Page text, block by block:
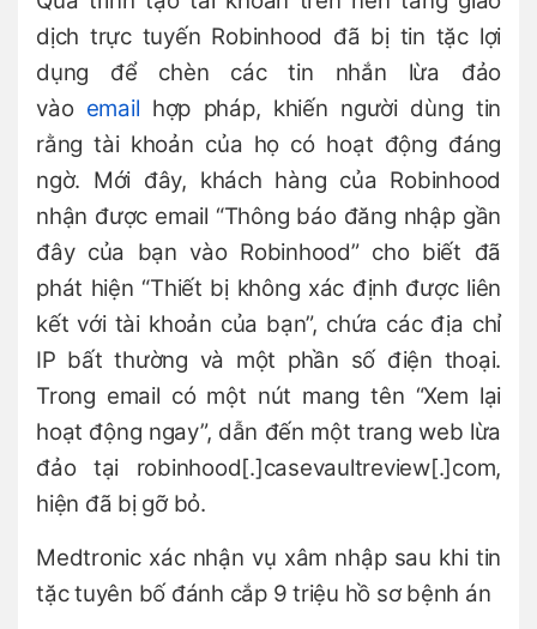
dịch trực tuyến Robinhood đã bị tin tặc lợi
dụng để chèn các tin nhắn lừa đảo
vào email hợp pháp, khiến người dùng tin
rằng tài khoản của họ có hoạt động đáng
ngờ. Mới đây, khách hàng của Robinhood
nhận được email “Thông báo đăng nhập gần
đây của bạn vào Robinhood” cho biết đã
phát hiện “Thiết bị không xác định được liên
kết với tài khoản của bạn”, chứa các địa chỉ
IP bất thường và một phần số điện thoại.
Trong email có một nút mang tên “Xem lại
hoạt động ngay”, dẫn đến một trang web lừa
đảo tại robinhood[.]casevaultreview[.]com,
hiện đã bị gỡ bỏ.
Medtronic xác nhận vụ xâm nhập sau khi tin
tặc tuyên bố đánh cắp 9 triệu hồ sơ bệnh án